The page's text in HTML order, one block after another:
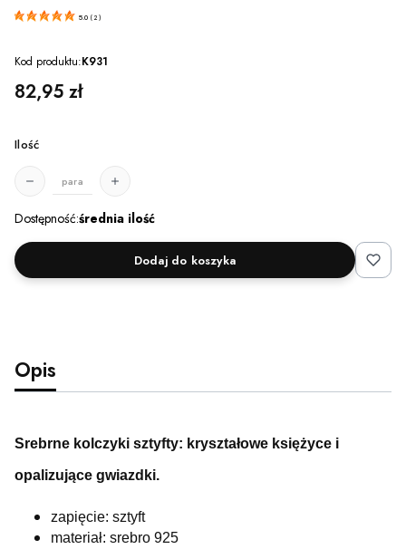
5.0 ( 2 )
Kod produktu:K931
Cena
82,95 zł
Ilość
para
Dostępność:średnia ilość
Dodaj do koszyka
Opis
Srebrne kolczyki sztyfty: kryształowe księżyce i
opalizujące gwiazdki.
zapięcie: sztyft
materiał: srebro 925